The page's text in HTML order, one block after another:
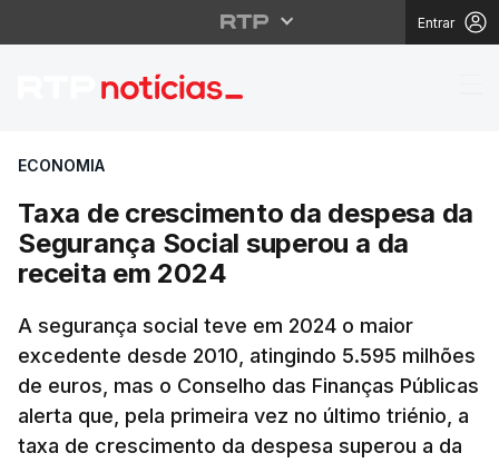
Entrar
Taxa de crescimento
ECONOMIA
Taxa de crescimento da despesa da
Segurança Social superou a da
receita em 2024
A segurança social teve em 2024 o maior
excedente desde 2010, atingindo 5.595 milhões
de euros, mas o Conselho das Finanças Públicas
alerta que, pela primeira vez no último triénio, a
taxa de crescimento da despesa superou a da